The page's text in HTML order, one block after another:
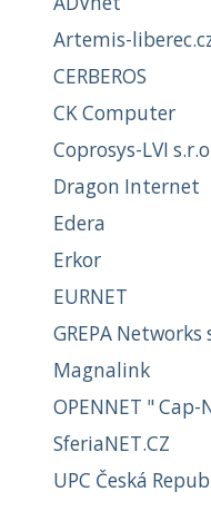
Artemis-
CERBEROS
CK Computer
Coprosys-LVI
Dragon Internet
Edera
Erkor
EURNET
GREPA Networks
Magnalink
OPENNET " Cap-
SferiaNET.CZ
UPC Česká